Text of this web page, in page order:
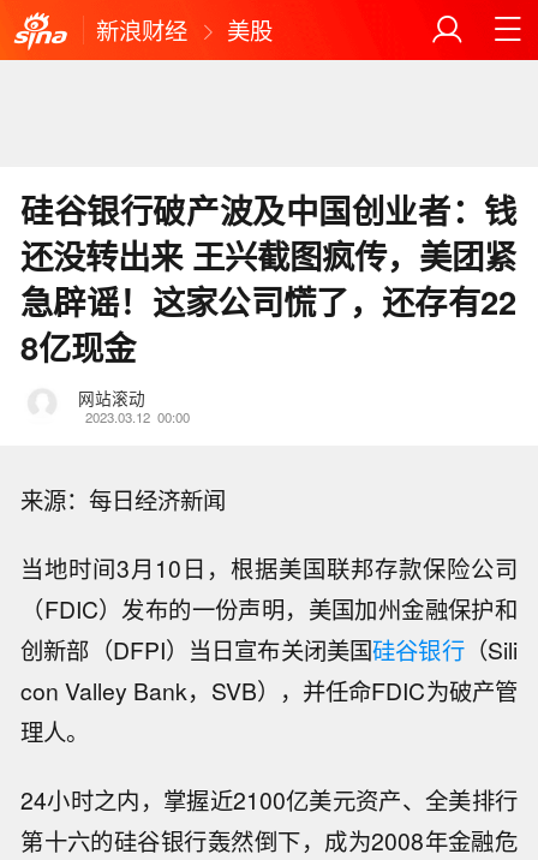
新浪财经 美股
硅谷银行破产波及中国创业者：钱
还没转出来 王兴截图疯传，美团紧
急辟谣！这家公司慌了，还存有22
8亿现金
网站滚动
2023.03.12 00:00
来源：每日经济新闻
当地时间3月10日，根据美国联邦存款保险公司
（FDIC）发布的一份声明，美国加州金融保护和
创新部（DFPI）当日宣布关闭美国硅谷银行（Sili
con Valley Bank，SVB），并任命FDIC为破产管
理人。
24小时之内，掌握近2100亿美元资产、全美排行
第十六的硅谷银行轰然倒下，成为2008年金融危